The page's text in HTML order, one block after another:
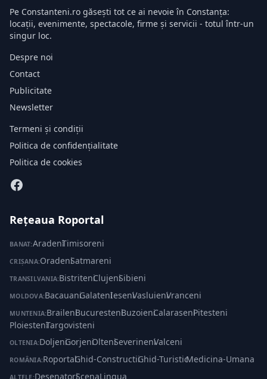
Pe Constanteni.ro găsești tot ce ai nevoie în Constanța:
locații, evenimente, spectacole, firme și servicii - totul într-un
singur loc.
Despre noi
Contact
Publicitate
Newsletter
Termeni și condiții
Politica de confidențialitate
Politica de cookies
Rețeaua Roportal
BANAT:Aradeni·Timisoreni
CRIȘANA:Oradeni·Satmareni
TRANSILVANIA:Bistriteni·Clujeni·Sibieni
MOLDOVA:Bacauani·Galateni·Ieseni·Vasluieni·Vranceni
MUNTENIA:Braileni·Bucuresteni·Buzoieni·Calaraseni·Pitesteni·
Ploiesteni·Targovisteni
OLTENIA:Doljeni·Gorjeni·Olteni·Severineni·Valceni
ROMÂNIA:Roportal·Ghid-Constructii·Ghid-Turistic·Medicina-Umana
ALTELE:Desenatori·ScenaLingua